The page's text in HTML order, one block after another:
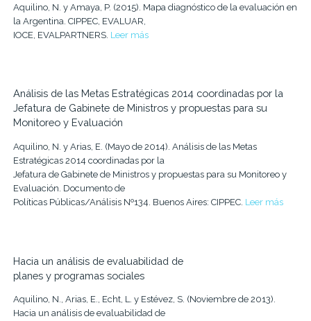
Aquilino, N. y Amaya, P. (2015). Mapa diagnóstico de la evaluación en
la Argentina. CIPPEC, EVALUAR,
IOCE, EVALPARTNERS. Leer más
Análisis de las Metas Estratégicas 2014 coordinadas por la
Jefatura de Gabinete de Ministros y propuestas para su
Monitoreo y Evaluación
Aquilino, N. y Arias, E. (Mayo de 2014). Análisis de las Metas
Estratégicas 2014 coordinadas por la
Jefatura de Gabinete de Ministros y propuestas para su Monitoreo y
Evaluación. Documento de
Políticas Públicas/Análisis Nº134. Buenos Aires: CIPPEC. Leer más
Hacia un análisis de evaluabilidad de
planes y programas sociales
Aquilino, N., Arias, E., Echt, L. y Estévez, S. (Noviembre de 2013).
Hacia un análisis de evaluabilidad de